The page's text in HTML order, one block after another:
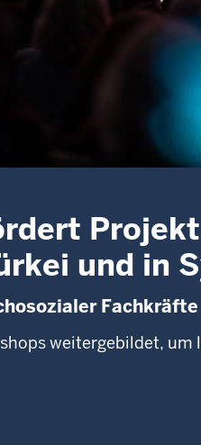
und in
Fachkräfte
weitergebildet,